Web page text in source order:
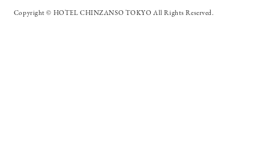
Copyright © HOTEL CHINZANSO TOKYO All Rights Reserved.